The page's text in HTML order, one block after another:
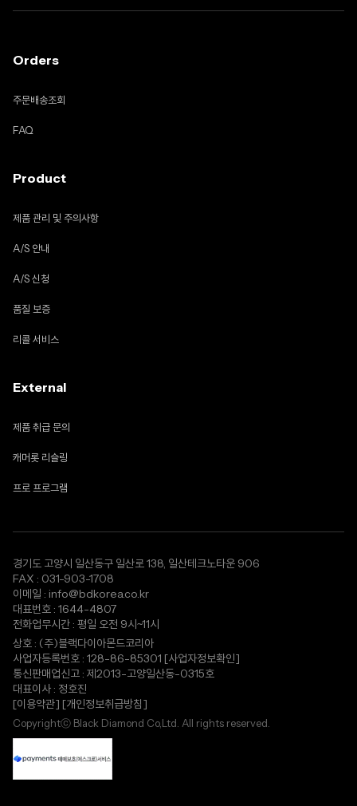
Orders
주문배송조회
FAQ
Product
제품 관리 및 주의사항
A/S 안내
A/S 신청
품질 보증
리콜 서비스
External
제품 취급 문의
캐머롯 리슬링
프로 프로그램
경기도 고양시 일산동구 일산로 138, 일산테크노타운 906
FAX : 031-903-1708
이메일 : info@bdkorea.co.kr
대표번호 : 1644-4807
전화업무시간 : 평일 오전 9시~11시
상호 : (주)블랙다이아몬드코리아
사업자등록번호 : 128-86-85301 [사업자정보확인]
통신판매업신고 : 제2013-고양일산동-0315호
대표이사 : 정호진
[이용약관] [개인정보취급방침]
Copyrightⓒ Black Diamond Co,Ltd. All rights reserved.